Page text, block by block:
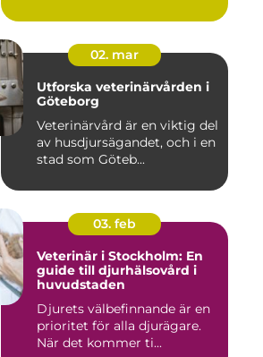
02. mar
Utforska veterinärvården i
Göteborg
Veterinärvård är en viktig del
av husdjursägandet, och i en
stad som Göteb...
03. feb
Veterinär i Stockholm: En
guide till djurhälsovård i
huvudstaden
Djurets välbefinnande är en
prioritet för alla djurägare.
När det kommer ti...